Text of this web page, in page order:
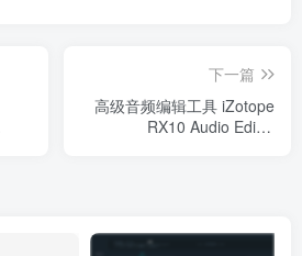
下一篇
高级音频编辑工具 iZotope
RX10 Audio Editor